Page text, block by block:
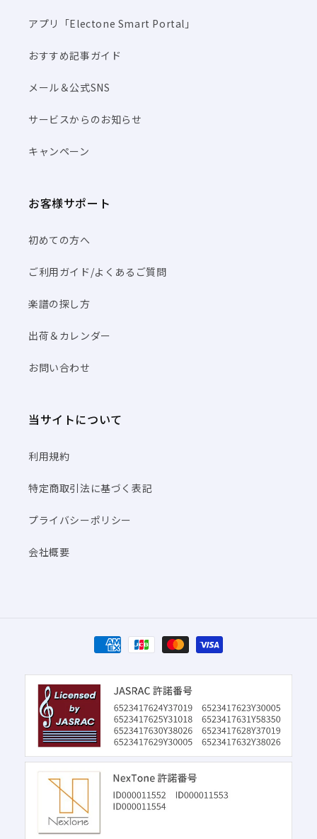
アプリ「Electone Smart Portal」
おすすめ記事ガイド
メール＆公式SNS
サービスからのお知らせ
キャンペーン
お客様サポート
初めての方へ
ご利用ガイド/よくあるご質問
楽譜の探し方
出荷＆カレンダー
お問い合わせ
当サイトについて
利用規約
特定商取引法に基づく表記
プライバシーポリシー
会社概要
決
済
方
法